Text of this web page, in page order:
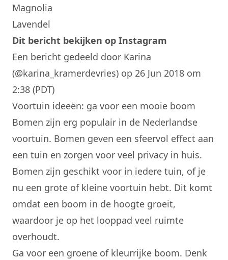
Magnolia
Lavendel
Dit bericht bekijken op Instagram
Een bericht gedeeld door Karina
(@karina_kramerdevries) op 26 Jun 2018 om
2:38 (PDT)
Voortuin ideeën: ga voor een mooie boom
Bomen zijn erg populair in de Nederlandse
voortuin. Bomen geven een sfeervol effect aan
een tuin en zorgen voor veel privacy in huis.
Bomen zijn geschikt voor in iedere tuin, of je
nu een grote of kleine voortuin hebt. Dit komt
omdat een boom in de hoogte groeit,
waardoor je op het looppad veel ruimte
overhoudt.
Ga voor een groene of kleurrijke boom. Denk